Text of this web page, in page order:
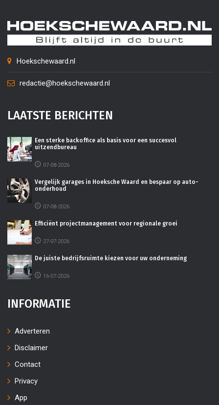
Hoekschewaard.nl
redactie@hoekschewaard.nl
LAATSTE BERICHTEN
Een sterke backoffice als basis voor een succesvol
uitzendbureau
07-08-2026
Vergelijk garages in Hoeksche Waard en bespaar op auto-
onderhoud
07-08-2026
Efficiënt projectmanagement voor regionale groei
27-07-2026
De juiste bedrijfsruimte kiezen voor uw onderneming
16-07-2026
INFORMATIE
Adverteren
Disclaimer
Contact
Privacy
App